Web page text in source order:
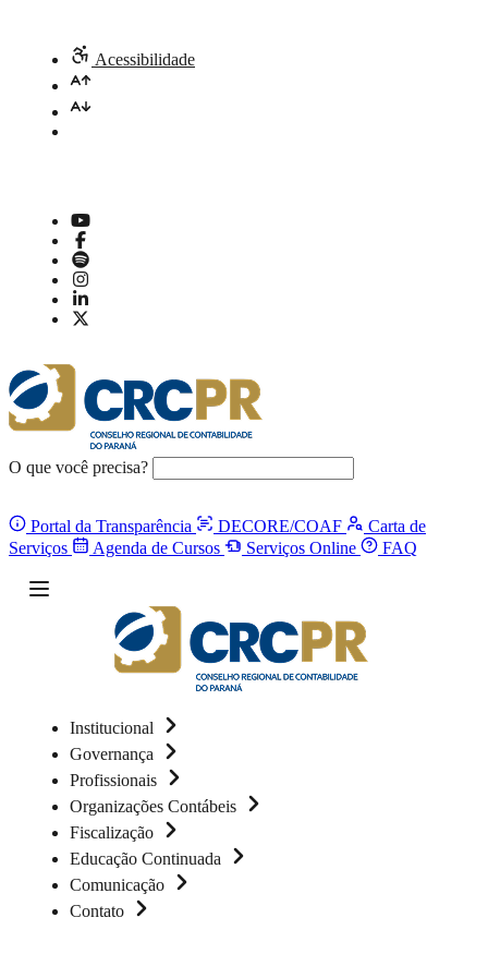
Acessibilidade
O que você precisa?
Portal da Transparência DECORE/COAF
Carta de
Serviços
Agenda de Cursos Serviços Online FAQ
Institucional
Governança
Profissionais
Organizações Contábeis
Fiscalização
Educação Continuada
Comunicação
Contato